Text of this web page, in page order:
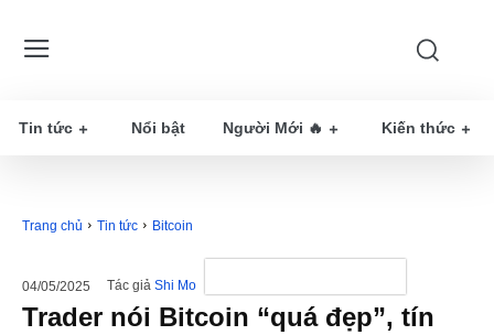
Tin tức Nổi bật Người Mới 🔥 Kiến thức
Trang chủ Tin tức Bitcoin
04/05/2025 Tác giả Shi Mo
Trader nói Bitcoin “quá đẹp”, tín